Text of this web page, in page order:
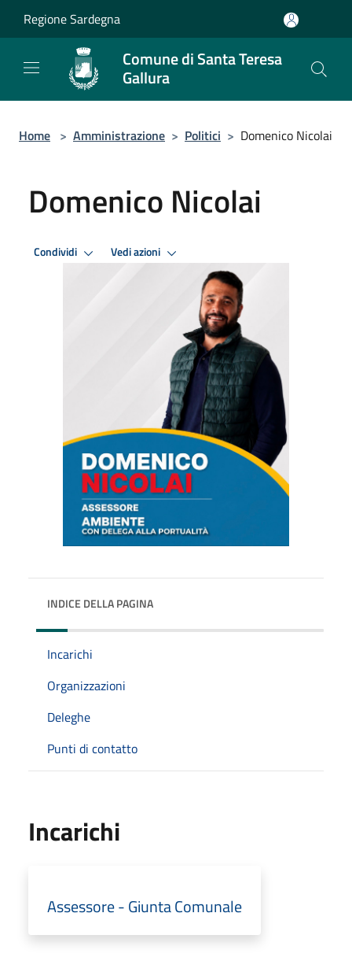
Regione Sardegna
Comune di Santa Teresa
Gallura
Home > Amministrazione > Politici > Domenico Nicolai
Domenico Nicolai
Condividi Vedi azioni
INDICE DELLA PAGINA
Incarichi
Organizzazioni
Deleghe
Punti di contatto
Incarichi
Assessore - Giunta Comunale